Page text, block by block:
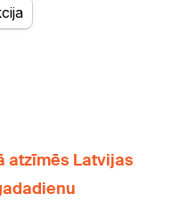
atzīmēs Latvijas